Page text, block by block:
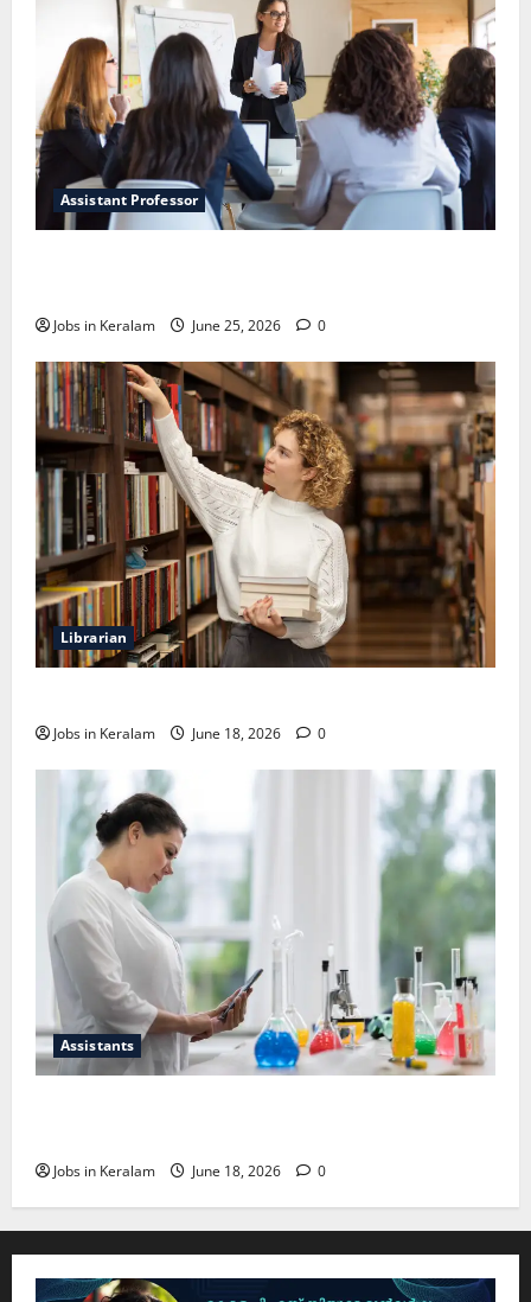
Assistant Professor
Jobs in Keralam June 25, 2026 0
Librarian
Jobs in Keralam June 18, 2026 0
Assistants
Jobs in Keralam June 18, 2026 0